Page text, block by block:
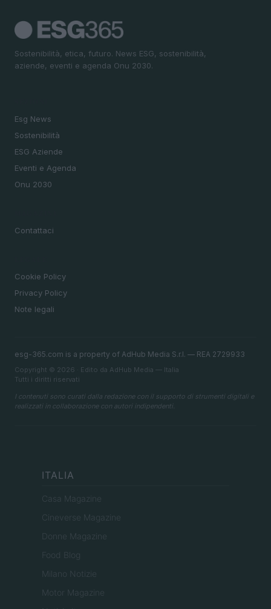
Sostenibilità, etica, futuro. News ESG, sostenibilità,
aziende, eventi e agenda Onu 2030.
Esg News
Sostenibilità
ESG Aziende
Eventi e Agenda
Onu 2030
Contattaci
Cookie Policy
Privacy Policy
Note legali
esg-365.com is a property of AdHub Media S.r.l. — REA 2729933
Copyright © 2026 · Edito da AdHub Media — Italia
Tutti i diritti riservati
I contenuti sono curati dalla redazione con il supporto di strumenti digitali e
realizzati in collaborazione con autori indipendenti.
ITALIA
Casa Magazine
Cineverse Magazine
Donne Magazine
Food Blog
Milano Notizie
Motor Magazine